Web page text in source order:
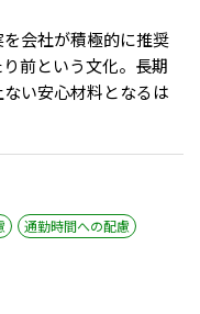
会社が積極的に推奨
前という文化。長期
い安心材料となるは
通勤時間への配慮